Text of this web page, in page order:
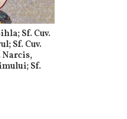
Sf. Cuv.
Sf. Cuv.
Narcis,
Sf.